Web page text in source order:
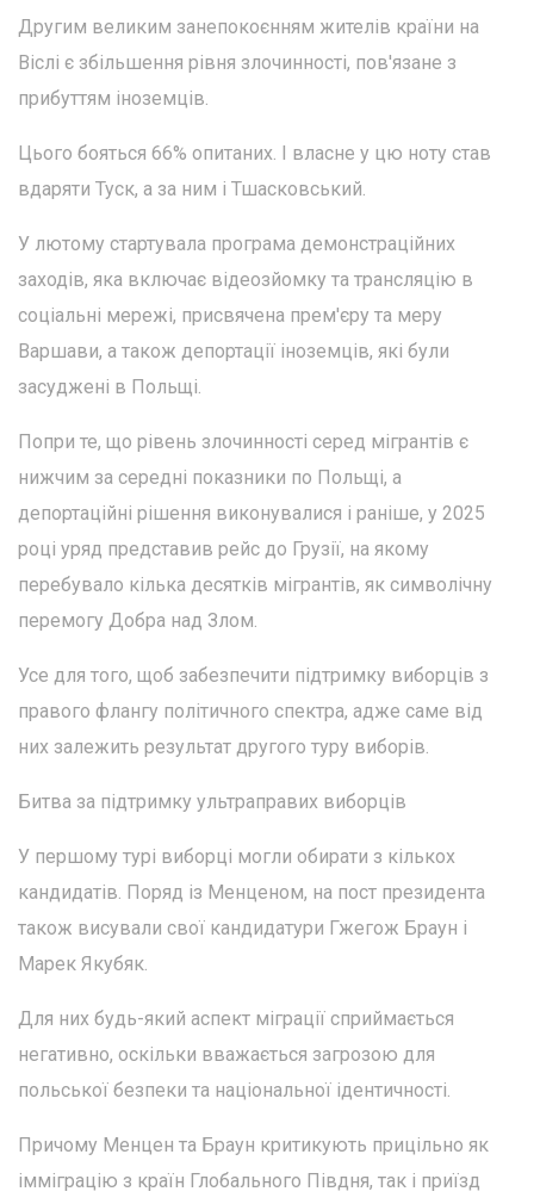
Другим великим занепокоєнням жителів країни на
Віслі є збільшення рівня злочинності, пов'язане з
прибуттям іноземців.
Цього бояться 66% опитаних. І власне у цю ноту став
вдаряти Туск, а за ним і Тшасковський.
У лютому стартувала програма демонстраційних
заходів, яка включає відеозйомку та трансляцію в
соціальні мережі, присвячена прем'єру та меру
Варшави, а також депортації іноземців, які були
засуджені в Польщі.
Попри те, що рівень злочинності серед мігрантів є
нижчим за середні показники по Польщі, а
депортаційні рішення виконувалися і раніше, у 2025
році уряд представив рейс до Грузії, на якому
перебувало кілька десятків мігрантів, як символічну
перемогу Добра над Злом.
Усе для того, щоб забезпечити підтримку виборців з
правого флангу політичного спектра, адже саме від
них залежить результат другого туру виборів.
Битва за підтримку ультраправих виборців
У першому турі виборці могли обирати з кількох
кандидатів. Поряд із Менценом, на пост президента
також висували свої кандидатури Гжегож Браун і
Марек Якубяк.
Для них будь-який аспект міграції сприймається
негативно, оскільки вважається загрозою для
польської безпеки та національної ідентичності.
Причому Менцен та Браун критикують прицільно як
імміграцію з країн Глобального Півдня, так і приїзд